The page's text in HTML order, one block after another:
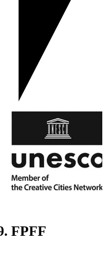
FPFF